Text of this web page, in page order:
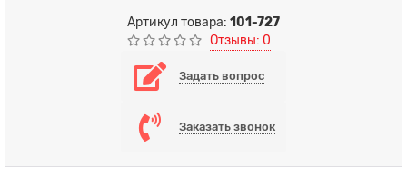
Артикул товара: 101-727
Отзывы: 0
Задать вопрос
Заказать звонок